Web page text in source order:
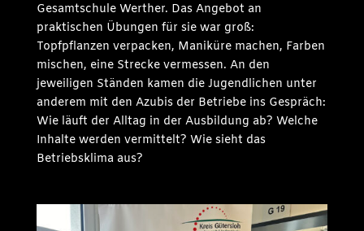
Gesamtschule Werther. Das Angebot an
praktischen Übungen für sie war groß:
Topfpflanzen verpacken, Maniküre machen, Farben
mischen, eine Strecke vermessen. An den
jeweiligen Ständen kamen die Jugendlichen unter
anderem mit den Azubis der Betriebe ins Gespräch:
Wie läuft der Alltag in der Ausbildung ab? Welche
Inhalte werden vermittelt? Wie sieht das
Betriebsklima aus?